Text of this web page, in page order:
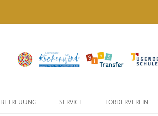
BETREUUNG SERVICE FÖRDERVEREIN